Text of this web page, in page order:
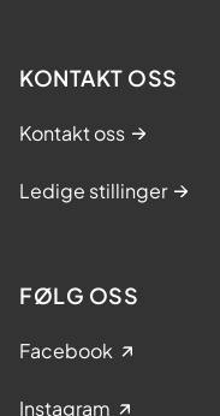
KONTAKT OSS
Kontakt oss
Ledige stillinger
FØLG OSS
Facebook
Instagram